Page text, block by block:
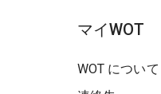
マイWOT
WOT について